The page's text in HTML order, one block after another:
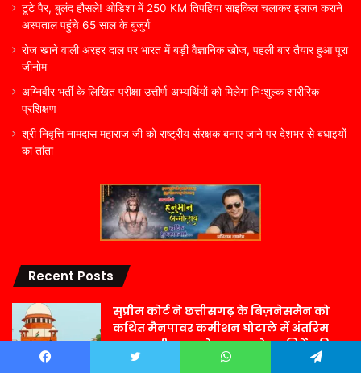
टूटे पैर, बुलंद हौसले! ओडिशा में 250 KM तिपहिया साइकिल चलाकर इलाज कराने
अस्पताल पहुंचे 65 साल के बुजुर्ग
रोज खाने वाली अरहर दाल पर भारत में बड़ी वैज्ञानिक खोज, पहली बार तैयार हुआ पूरा
जीनोम
अग्निवीर भर्ती के लिखित परीक्षा उत्तीर्ण अभ्यर्थियों को मिलेगा निःशुल्क शारीरिक
प्रशिक्षण
श्री निवृत्ति नामदास महाराज जी को राष्ट्रीय संरक्षक बनाए जाने पर देशभर से बधाइयों
का तांता
Recent Posts
सुप्रीम कोर्ट ने छत्तीसगढ़ के बिज़नेसमैन को
कथित मैनपावर कमीशन घोटाले में अंतरिम
ज़मानत दी, राज्य से बाहर रहने का निर्देश दिया
2 घंटे ago